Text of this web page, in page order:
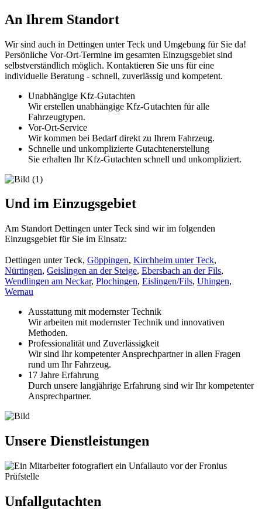
An Ihrem Standort
Wir sind auch in Dettingen unter Teck und Umgebung für Sie da!
Persönliche Vor-Ort-Termine im gesamten Einzugsgebiet sind
selbstverständlich möglich. Kontaktieren Sie uns für eine
individuelle Beratung - schnell, zuverlässig und kompetent.
Unabhängige Kfz-Gutachten
Wir erstellen unabhängige Kfz-Gutachten für alle
Fahrzeugtypen.
Vor-Ort-Service
Wir kommen bei Bedarf direkt zu Ihrem Fahrzeug.
Schnelle und unkomplizierte Gutachtenerstellung
Sie erhalten Ihr Kfz-Gutachten schnell und unkompliziert.
Und im Einzugsgebiet
Am Standort Dettingen unter Teck sind wir im folgenden
Einzugsgebiet für Sie im Einsatz:
Dettingen unter Teck, Göppingen, Kirchheim unter Teck,
Nürtingen, Geislingen an der Steige, Ebersbach an der Fils,
Wendlingen am Neckar, Plochingen, Eislingen/Fils, Uhingen,
Wernau
Ausstattung mit modernster Technik
Wir arbeiten mit modernster Technik und innovativen
Methoden.
Professionalität und Zuverlässigkeit
Wir sind Ihr kompetenter Ansprechpartner in allen Fragen
rund um Ihr Fahrzeug.
17 Jahre Erfahrung
Durch unsere langjährige Erfahrung sind wir Ihr kompetenter
Ansprechpartner.
Unsere Dienstleistungen
Unfallgutachten